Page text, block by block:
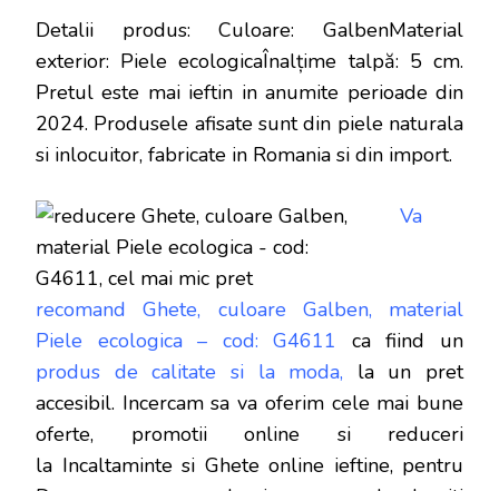
Detalii produs: Culoare: GalbenMaterial
exterior: Piele ecologicaÎnalțime talpă: 5 cm.
Pretul este mai ieftin in anumite perioade din
2024. Produsele afisate sunt din piele naturala
si inlocuitor, fabricate in Romania si din import.
Va
recomand Ghete, culoare Galben, material
Piele ecologica – cod: G4611 ca fiind un
produs de calitate si la moda, la un pret
accesibil. Incercam sa va oferim cele mai bune
oferte, promotii online si reduceri
la Incaltaminte si Ghete online ieftine, pentru